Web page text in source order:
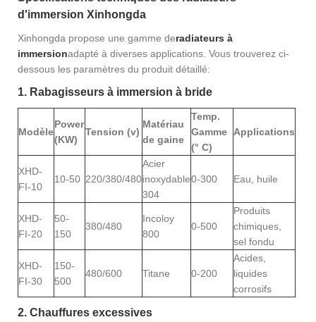
d'immersion Xinhongda
Xinhongda propose une gamme deradiateurs à
immersionadapté à diverses applications. Vous trouverez ci-
dessous les paramètres du produit détaillé:
1. Rabagisseurs à immersion à bride
Modèle
Power
(KW)
Tension (v)
Matériau
de gaine
Temp.
Gamme
(° C)
Applications
XHD-
FI-10
10-50 220/380/480
Acier
inoxydable
304
0-300 Eau, huile
XHD-
FI-20
50-
150
380/480
Incoloy
800
0-500
Produits
chimiques,
sel fondu
XHD-
FI-30
150-
500
480/600 Titane 0-200
Acides,
liquides
corrosifs
2. Chauffures excessives